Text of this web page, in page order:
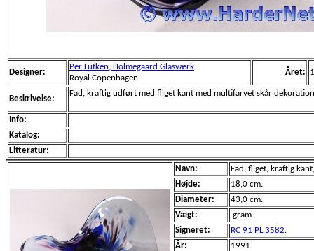
Designer:
Per Lütken, Holmegaard Glasværk
Royal Copenhagen
Året:
Beskrivelse:
Fad, kraftig udført med fliget kant med multifarvet skår
Info:
Katalog:
Litteratur:
Navn:
Fad, fliget, kraftig
Højde:
18,0 cm.
Diameter:
43,0 cm.
Vægt:
gram.
Signeret:
RC 91 PL 3582.
År:
1991.